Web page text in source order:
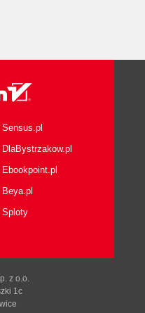
Sensus.pl
DlaBystrzakow.pl
Ebookpoint.pl
Beya.pl
Sploty
z o.o.
1c